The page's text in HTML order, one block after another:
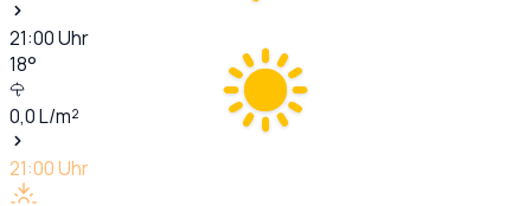
21:00Uhr
18°
0,0L/m²
21:00Uhr